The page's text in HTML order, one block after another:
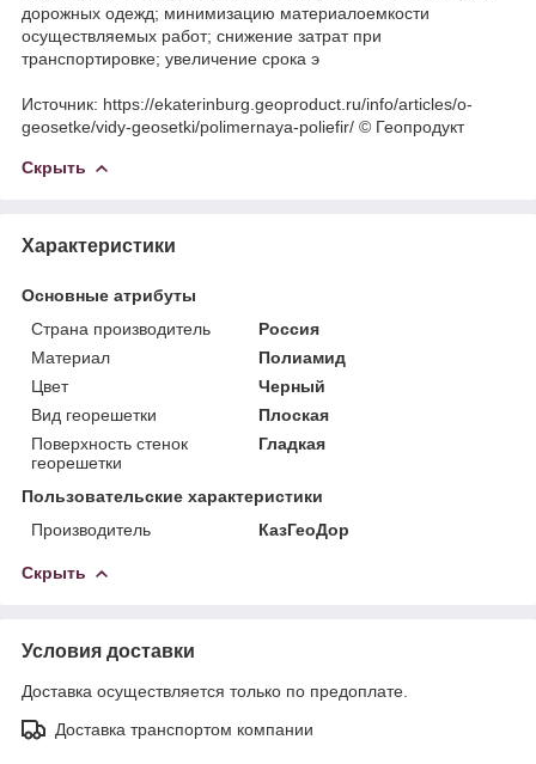
дорожных одежд; минимизацию материалоемкости
осуществляемых работ; снижение затрат при
транспортировке; увеличение срока э
Источник: https://ekaterinburg.geoproduct.ru/info/articles/o-
geosetke/vidy-geosetki/polimernaya-poliefir/ © Геопродукт
Скрыть
Характеристики
Основные атрибуты
Страна производитель
Россия
Материал
Полиамид
Цвет
Черный
Вид георешетки
Плоская
Поверхность стенок
георешетки
Гладкая
Пользовательские характеристики
Производитель
КазГеоДор
Скрыть
Условия доставки
Доставка осуществляется только по предоплате.
Доставка транспортом компании